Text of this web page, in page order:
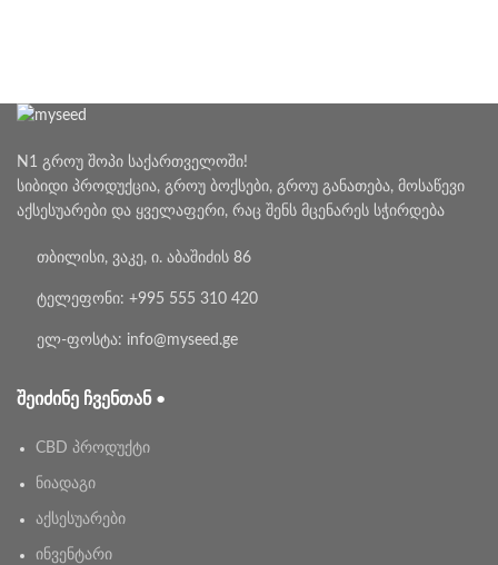
N1 გროუ შოპი საქართველოში!
სიბიდი პროდუქცია, გროუ ბოქსები, გროუ განათება, მოსაწევი
აქსესუარები და ყველაფერი, რაც შენს მცენარეს სჭირდება
თბილისი, ვაკე, ი. აბაშიძის 86
ტელეფონი: +995 555 310 420
ელ-ფოსტა: info@myseed.ge
ᲨᲔᲘᲫᲘᲜᲔ ᲩᲕᲔᲜᲗᲐᲜ •
CBD პროდუქტი
ნიადაგი
აქსესუარები
ინვენტარი